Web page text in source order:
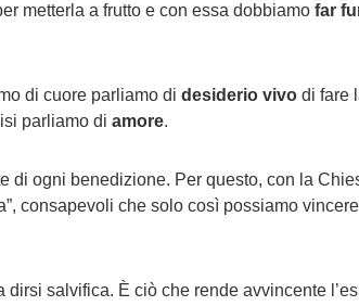
metterla a frutto e con essa dobbiamo far
di cuore parliamo di desiderio vivo di fare
parliamo di amore.
di ogni benedizione. Per questo, con la
consapevoli che solo così possiamo
dirsi salvifica. È ciò che rende avvincente